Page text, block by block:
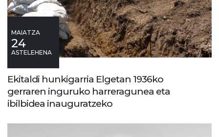
MAIATZA
24
ASTELEHENA
Ekitaldi hunkigarria Elgetan 1936ko
gerraren inguruko harreragunea eta
ibilbidea inauguratzeko